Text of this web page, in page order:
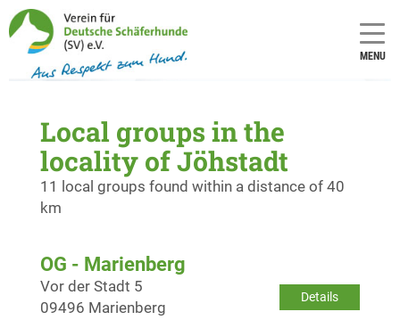
MENU
Local groups in the
locality of Jöhstadt
11 local groups found within a distance of 40
km
OG - Marienberg
Details
Vor der Stadt 5
09496 Marienberg